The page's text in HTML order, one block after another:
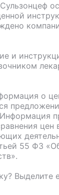
Сульзонцеф
и
о
цен
55 ФЗ
Выделите